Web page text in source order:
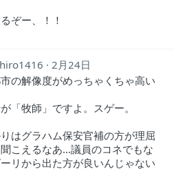
ぞー、！！
2月24日
の解像度がめっちゃくちゃ高い
「牧師」ですよ。スゲー。
はグラハム保安官補の方が理屈
こえるなあ…議員のコネでもな
リから出た方が良いんじゃない